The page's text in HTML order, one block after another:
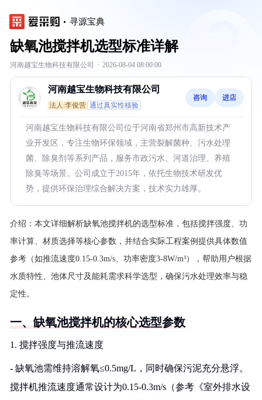
寻源宝典
缺氧池搅拌机选型标准详解
河南越宝生物科技有限公司 · 2026-08-04 08:00:00
河南越宝生物科技有限公司
法人:李俊营 通过真实性核验
咨询 进店
河南越宝生物科技有限公司位于河南省郑州市高新技术产
业开发区，专注生物环保领域，主营裂解菌种、污水处理
菌、除臭剂等系列产品，服务市政污水、河道治理、养殖
除臭等场景。公司成立于2015年，依托生物技术研发优
势，提供环保治理综合解决方案，技术实力雄厚。
介绍： 本文详细解析缺氧池搅拌机的选型标准，包括搅拌强度、功
率计算、材质选择等核心参数，并结合实际工程案例提供具体数值
参考（如推流速度0.15-0.3m/s、功率密度3-8W/m³），帮助用户根据
水质特性、池体尺寸及能耗需求科学选型，确保污水处理效率与稳
定性。
一、缺氧池搅拌机的核心选型参数
1. 搅拌强度与推流速度
- 缺氧池需维持溶解氧≤0.5mg/L，同时确保污泥充分悬浮。
搅拌机推流速度通常设计为0.15-0.3m/s（参考《室外排水设